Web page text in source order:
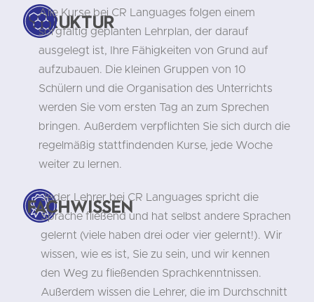
Struktur
Alle Kurse bei CR Languages folgen einem
sorgfältig geplanten Lehrplan, der darauf
ausgelegt ist, Ihre Fähigkeiten von Grund auf
aufzubauen. Die kleinen Gruppen von 10
Schülern und die Organisation des Unterrichts
werden Sie vom ersten Tag an zum Sprechen
bringen. Außerdem verpflichten Sie sich durch die
regelmäßig stattfindenden Kurse, jede Woche
weiter zu lernen.
Fachwissen
Jeder Lehrer bei CR Languages spricht die
Sprache fließend und hat selbst andere Sprachen
gelernt (viele haben drei oder vier gelernt!). Wir
wissen, wie es ist, Sie zu sein, und wir kennen
den Weg zu fließenden Sprachkenntnissen.
Außerdem wissen die Lehrer, die im Durchschnitt